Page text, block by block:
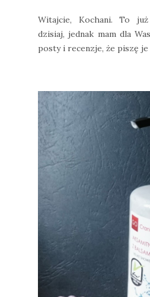
Witajcie, Kochani. To
dzisiaj, jednak mam dla
posty i recenzje, że piszę je